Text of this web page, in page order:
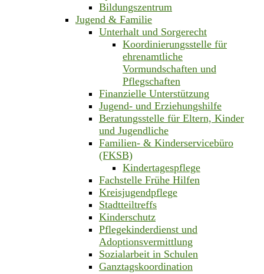
Bildungszentrum
Jugend & Familie
Unterhalt und Sorgerecht
Koordinierungsstelle für
ehrenamtliche
Vormundschaften und
Pflegschaften
Finanzielle Unterstützung
Jugend- und Erziehungshilfe
Beratungsstelle für Eltern, Kinder
und Jugendliche
Familien- & Kinderservicebüro
(FKSB)
Kindertagespflege
Fachstelle Frühe Hilfen
Kreisjugendpflege
Stadtteiltreffs
Kinderschutz
Pflegekinderdienst und
Adoptionsvermittlung
Sozialarbeit in Schulen
Ganztagskoordination